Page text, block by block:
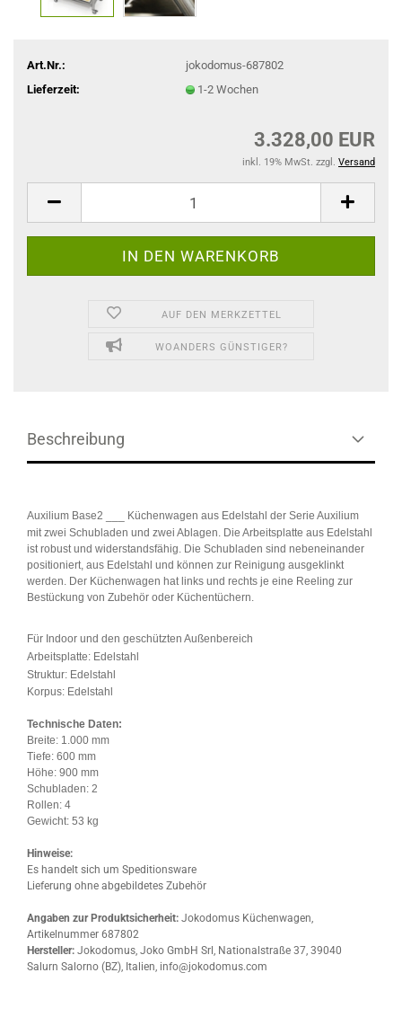
Art.Nr.:
jokodomus-687802
Lieferzeit:
1-2 Wochen
3.328,00 EUR
inkl. 19% MwSt. zzgl. Versand
AUF DEN MERKZETTEL
WOANDERS GÜNSTIGER?
Beschreibung
Auxilium Base2 ___
Küchenwagen aus Edelstahl der Serie Auxilium
mit zwei Schubladen und zwei Ablagen. Die Arbeitsplatte aus Edelstahl
ist robust und widerstandsfähig. Die Schubladen sind nebeneinander
positioniert, aus Edelstahl und können zur Reinigung ausgeklinkt
werden. Der Küchenwagen hat links und rechts je eine Reeling zur
Bestückung von Zubehör oder Küchentüchern.
Für Indoor und den geschützten Außenbereich
Arbeitsplatte: Edelstahl
Struktur: Edelstahl
Korpus: Edelstahl
Technische Daten:
Breite: 1.000 mm
Tiefe: 600 mm
Höhe: 900 mm
Schubladen: 2
Rollen: 4
Gewicht: 53 kg
Hinweise:
Es handelt sich um Speditionsware
Lieferung ohne abgebildetes Zubehör
Angaben zur Produktsicherheit: Jokodomus Küchenwagen,
Artikelnummer 687802
Hersteller: Jokodomus, Joko GmbH Srl, Nationalstraße 37, 39040
Salurn Salorno (BZ), Italien, info@jokodomus.com